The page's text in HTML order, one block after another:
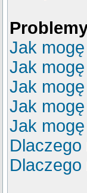
Jak
Jak
Jak
Jak
Jak
Dlaczego